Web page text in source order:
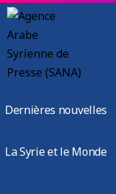
Dernières nouvelles
La Syrie et le Monde